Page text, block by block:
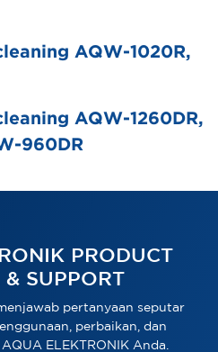
AQW-1020R,
AQW-1260DR,
960DR
PRODUCT
SUPPORT
pertanyaan seputar
perbaikan, dan
ELEKTRONIK Anda.